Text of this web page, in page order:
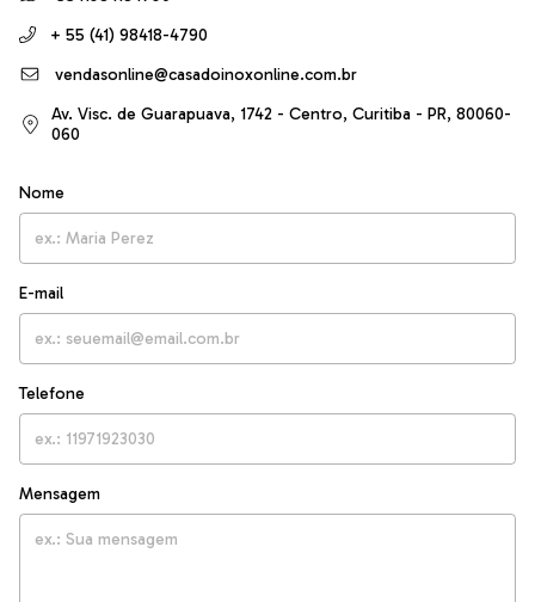
+ 55 (41) 98418-4790‬
vendasonline@casadoinoxonline.com.br
Av. Visc. de Guarapuava, 1742 - Centro, Curitiba - PR, 80060-
060
Nome
E-mail
Telefone
Mensagem